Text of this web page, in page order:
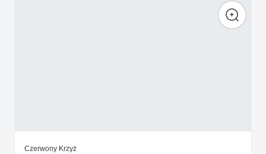
Czerwony Krzyż